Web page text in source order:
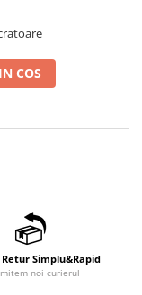
COS
Retur Simplu&Rapid
noi curierul